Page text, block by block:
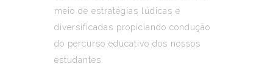
meio de estratégias lúdicas e
diversificadas propiciando condução
do percurso educativo dos nossos
estudantes.